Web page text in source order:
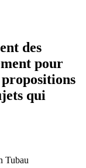
des
pour
propositions
qui
Tubau